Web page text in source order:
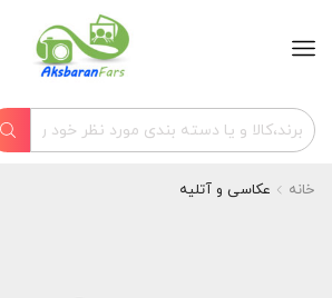
خانه عکاسی و آتلیه